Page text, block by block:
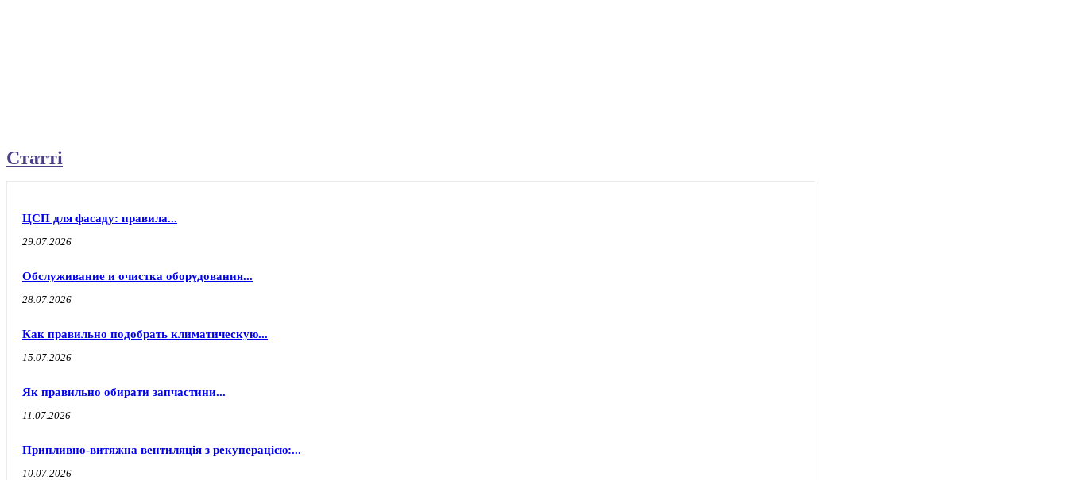
Статті
ЦСП для фасаду: правила...
29.07.2026
Обслуживание и очистка оборудования...
28.07.2026
Как правильно подобрать климатическую...
15.07.2026
Як правильно обирати запчастини...
11.07.2026
Припливно-витяжна вентиляція з рекуперацією:...
10.07.2026